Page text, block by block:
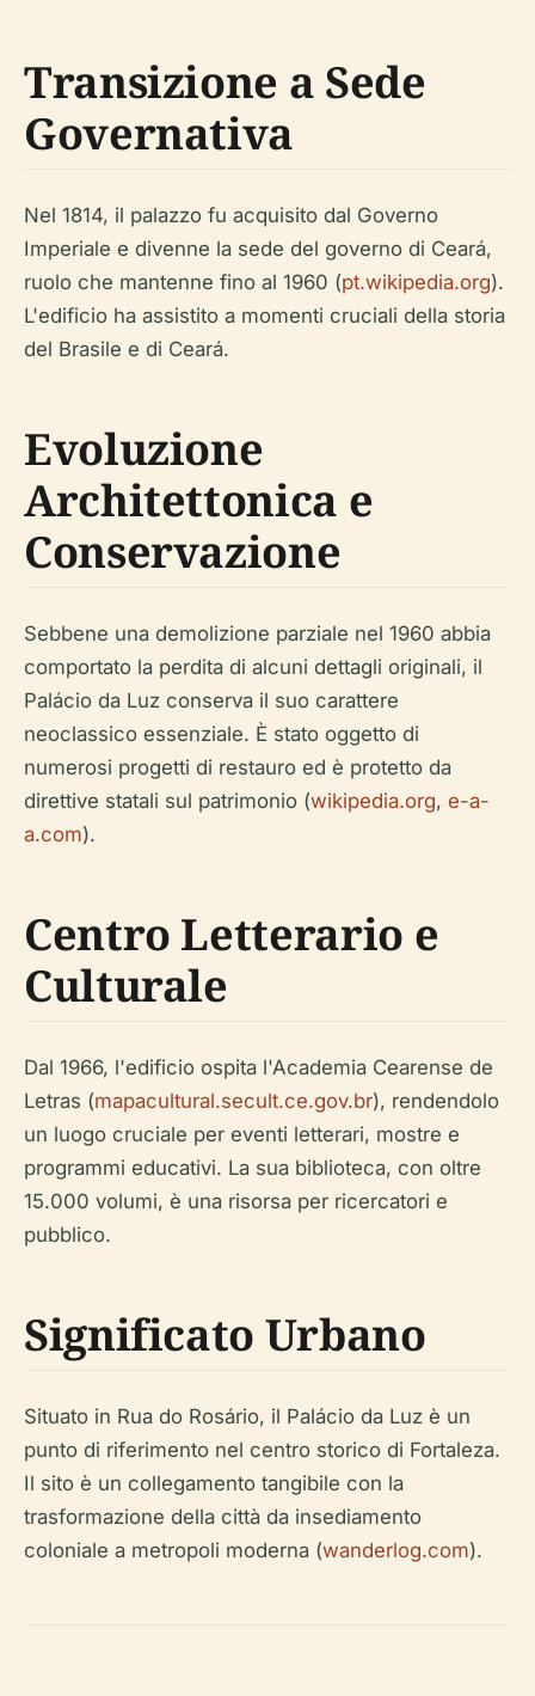
Transizione a Sede
Governativa
Nel 1814, il palazzo fu acquisito dal Governo
Imperiale e divenne la sede del governo di Ceará,
ruolo che mantenne fino al 1960 (pt.wikipedia.org).
L'edificio ha assistito a momenti cruciali della storia
del Brasile e di Ceará.
Evoluzione
Architettonica e
Conservazione
Sebbene una demolizione parziale nel 1960 abbia
comportato la perdita di alcuni dettagli originali, il
Palácio da Luz conserva il suo carattere
neoclassico essenziale. È stato oggetto di
numerosi progetti di restauro ed è protetto da
direttive statali sul patrimonio (wikipedia.org, e-a-
a.com).
Centro Letterario e
Culturale
Dal 1966, l'edificio ospita l'Academia Cearense de
Letras (mapacultural.secult.ce.gov.br), rendendolo
un luogo cruciale per eventi letterari, mostre e
programmi educativi. La sua biblioteca, con oltre
15.000 volumi, è una risorsa per ricercatori e
pubblico.
Significato Urbano
Situato in Rua do Rosário, il Palácio da Luz è un
punto di riferimento nel centro storico di Fortaleza.
Il sito è un collegamento tangibile con la
trasformazione della città da insediamento
coloniale a metropoli moderna (wanderlog.com).